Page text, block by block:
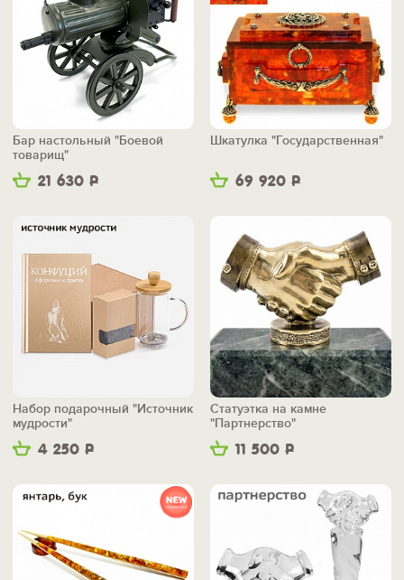
21 630 Р
Бар настольный "Боевой
товарищ"
69 920 Р
Шкатулка "Государственная"
4 250 Р
Набор подарочный "Источник
мудрости"
11 500 Р
Статуэтка на камне
"Партнерство"